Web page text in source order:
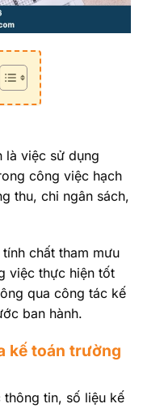
là việc sử dụng
công việc hạch
thu, chi ngân sách,
chất tham mưu
việc thực hiện tốt
qua công tác kế
ban hành.
kế toán trường
tin, số liệu kế